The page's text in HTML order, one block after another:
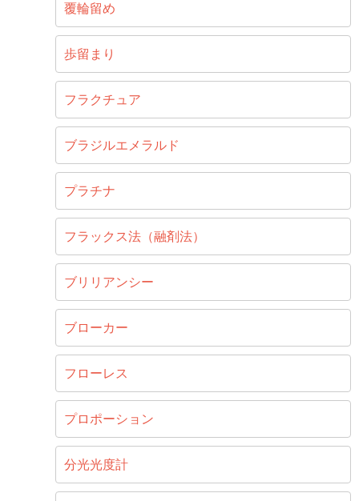
覆輪留め
歩留まり
フラクチュア
ブラジルエメラルド
プラチナ
フラックス法（融剤法）
ブリリアンシー
ブローカー
フローレス
プロポーション
分光光度計